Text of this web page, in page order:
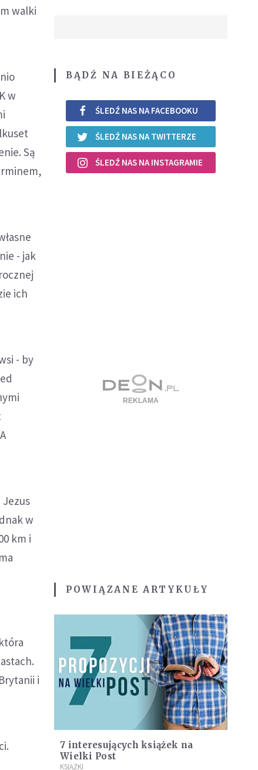
walki
w
Są
- jak
ich
- by
w
km i
i
BĄDŹ NA BIEŻĄCO
ŚLEDŹ NAS NA FACEBOOKU
ŚLEDŹ NAS NA TWITTERZE
ŚLEDŹ NAS NA INSTAGRAMIE
POWIĄZANE ARTYKUŁY
7 interesujących książek na
Wielki Post
KSIĄŻKI